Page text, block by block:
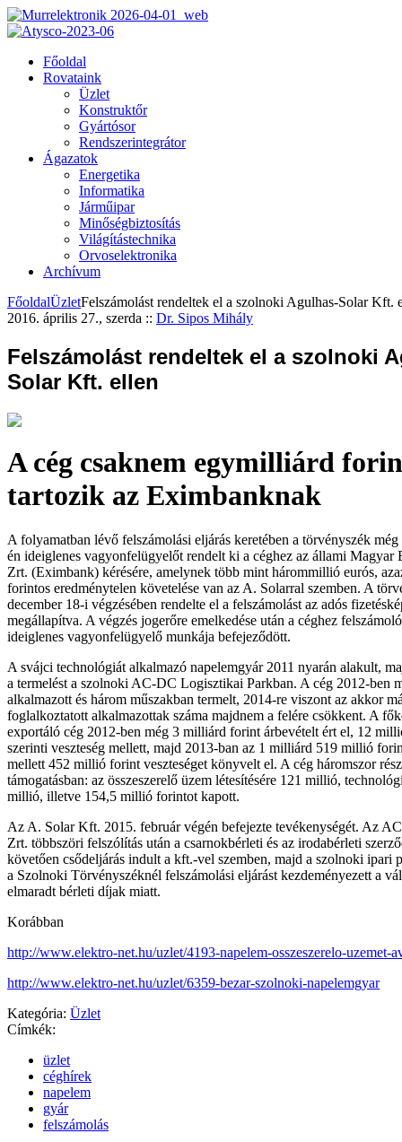
Főoldal
Rovataink
Üzlet
Konstruktőr
Gyártósor
Rendszerintegrátor
Ágazatok
Energetika
Informatika
Járműipar
Minőségbiztosítás
Világítástechnika
Orvoselektronika
Archívum
FőoldalÜzletFelszámolást rendeltek el a szolnoki Agulhas-Solar Kft.
2016. április 27., szerda :: Dr. Sipos Mihály
Felszámolást rendeltek el a szolnoki
Solar Kft. ellen
A cég csaknem egymilliárd
tartozik az Eximbanknak
A folyamatban lévő felszámolási eljárás keretében a törvényszék
én ideiglenes vagyonfelügyelőt rendelt ki a céghez az állami
Zrt. (Eximbank) kérésére, amelynek több mint hárommillió eurós,
forintos eredménytelen követelése van az A. Solarral szemben. A
december 18-i végzésében rendelte el a felszámolást az adós
megállapítva. A végzés jogerőre emelkedése után a céghez
ideiglenes vagyonfelügyelő munkája befejeződött.
A svájci technológiát alkalmazó napelemgyár 2011 nyarán alakult,
a termelést a szolnoki AC-DC Logisztikai Parkban. A cég 2012-ben
alkalmazott és három műszakban termelt, 2014-re viszont az akkor
foglalkoztatott alkalmazottak száma majdnem a felére csökkent. A
exportáló cég 2012-ben még 3 milliárd forint árbevételt ért el, 12
szerinti veszteség mellett, majd 2013-ban az 1 milliárd 519 millió
mellett 452 millió forint veszteséget könyvelt el. A cég háromszor
támogatásban: az összeszerelő üzem létesítésére 121 millió,
millió, illetve 154,5 millió forintot kapott.
Az A. Solar Kft. 2015. február végén befejezte tevékenységét. Az
Zrt. többszöri felszólítás után a csarnokbérleti és az irodabérleti
követően csődeljárás indult a kft.-vel szemben, majd a szolnoki ipari
a Szolnoki Törvényszéknél felszámolási eljárást kezdeményezett a
elmaradt bérleti díjak miatt.
Korábban
http://www.elektro-net.hu/uzlet/4193-napelem-osszeszerelo-uzemet-
http://www.elektro-net.hu/uzlet/6359-bezar-szolnoki-napelemgyar
Kategória: Üzlet
Címkék:
üzlet
céghírek
napelem
gyár
felszámolás